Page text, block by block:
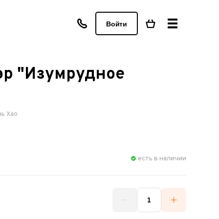
Войти
"Изумрудное
Хао
есть в наличии